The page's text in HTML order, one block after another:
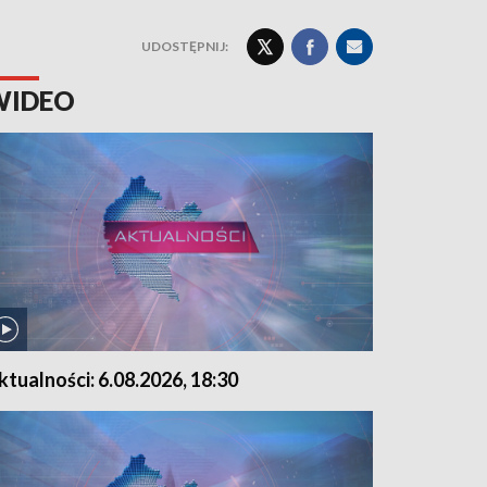
UDOSTĘPNIJ:
6.08.2026, 18:30